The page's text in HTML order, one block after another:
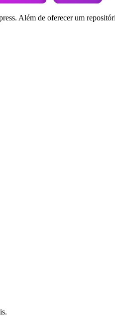
Além de oferecer um